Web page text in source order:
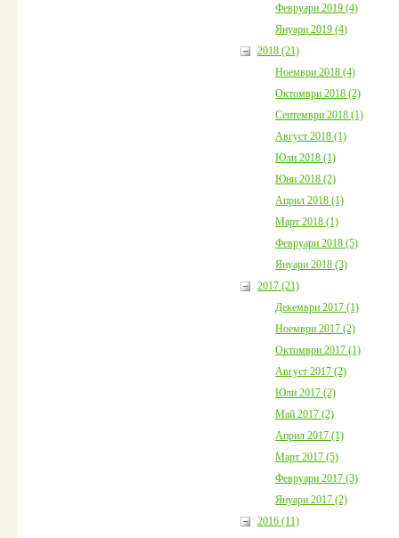
Февруари 2019 (4)
Януари 2019 (4)
2018 (21)
Ноември 2018 (4)
Октомври 2018 (2)
Септември 2018 (1)
Август 2018 (1)
Юли 2018 (1)
Юни 2018 (2)
Април 2018 (1)
Март 2018 (1)
Февруари 2018 (5)
Януари 2018 (3)
2017 (21)
Декември 2017 (1)
Ноември 2017 (2)
Октомври 2017 (1)
Август 2017 (2)
Юли 2017 (2)
Май 2017 (2)
Април 2017 (1)
Март 2017 (5)
Февруари 2017 (3)
Януари 2017 (2)
2016 (11)